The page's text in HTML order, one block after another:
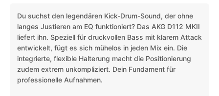
Du suchst den legendären Kick-Drum-Sound, der ohne
langes Justieren am EQ funktioniert? Das AKG D112 MKII
liefert ihn. Speziell für druckvollen Bass mit klarem Attack
entwickelt, fügt es sich mühelos in jeden Mix ein. Die
integrierte, flexible Halterung macht die Positionierung
zudem extrem unkompliziert. Dein Fundament für
professionelle Aufnahmen.